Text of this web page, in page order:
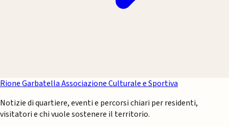
Rione GarbatellaAssociazione Culturale e Sportiva
Notizie di quartiere, eventi e percorsi chiari per residenti,
visitatori e chi vuole sostenere il territorio.